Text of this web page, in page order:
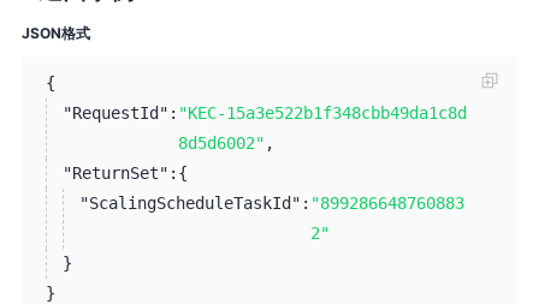
JSON格式
{
"RequestId": "KEC-15a3e522b1f348cbb49da1c8d
8d5d6002" ,
"ReturnSet": {
"ScalingScheduleTaskId": "899286648760883
2"
}
}